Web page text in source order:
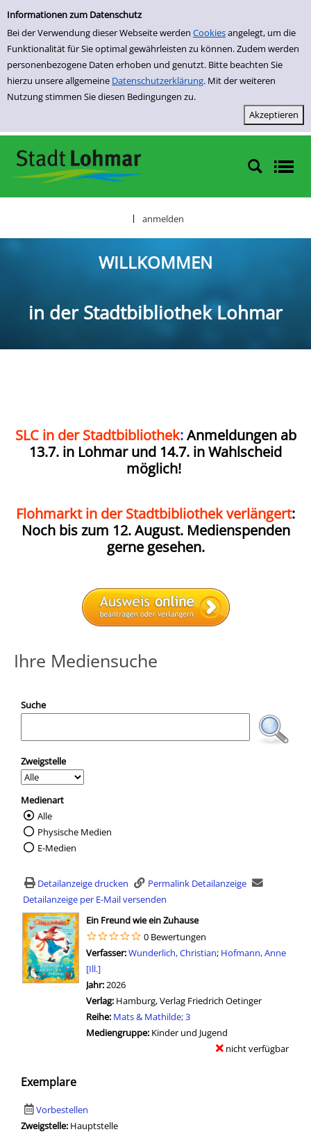
Willkommen
Informationen zum Datenschutz
Bei der Verwendung dieser Webseite werden Cookiesangelegt, um die
Funktionalität für Sie optimal gewährleisten zu können. Zudem werden
personenbezogene Daten erhoben und genutzt. Bitte beachten Sie
hierzu unsere allgemeine Datenschutzerklärung. Mit der weiteren
Nutzung stimmen Sie diesen Bedingungen zu.
Zur Detailanzeige springen
anmelden
WILLKOMMEN
in der Stadtbibliothek Lohmar
SLC in der Stadtbibliothek:Anmeldungen ab
13.7. in Lohmar und 14.7. in Wahlscheid
möglich!
Flohmarkt in der Stadtbibliothek verlängert:
Noch bis zum 12. August. Medienspenden
gerne gesehen.
Ihre Mediensuche
Suche
Zweigstelle
Medienart
Wählen Sie die Medienart nach der Sie
Alle
Physische Medien
E-Medien
Detailanzeige drucken
Permalink Detailanzeige
Detailanzeige per E-Mail versenden
wird in neuem Tab geöffnet
Ein Freund wie ein Zuhause
0 Bewertungen
Verfasser:Suche nach diesem Verfasser
Wunderlich, Christian; Hofmann, Anne
[Ill.]
Jahr: 2026
Verlag: Hamburg, Verlag Friedrich Oetinger
Reihe: Mats & Mathilde; 3
Mediengruppe: Kinder und Jugend
nicht verfügbar
Exemplare
Vorbestellen
Zweigstelle: Hauptstelle